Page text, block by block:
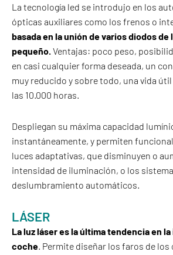
La tecnología led se introdujo en los
ópticas auxiliares como los frenos o
basada en la unión de varios diodos de
pequeño.Ventajas: poco peso,
en casi cualquier forma deseada, un
muy reducido y sobre todo, una vida
las 10.000 horas.
Despliegan su máxima capacidad
instantáneamente, y permiten
luces adaptativas, que disminuyen o
intensidad de iluminación, o los
deslumbramiento automáticos.
LÁSER
La luz láser es la última tendencia en
coche. Permite diseñar los faros de los